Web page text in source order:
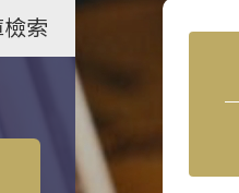
索